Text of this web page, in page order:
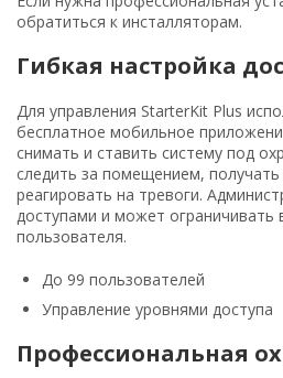
обратиться к инсталляторам.
Гибкая настройка
Для управления StarterKit Plus
бесплатное мобильное
снимать и ставить систему под
следить за помещением,
реагировать на тревоги.
доступами и может
пользователя.
До 99 пользователей
Управление уровнями доступа
Профессиональная